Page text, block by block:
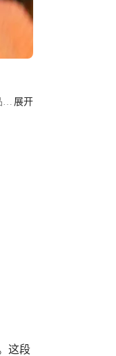
牌 展开
这段